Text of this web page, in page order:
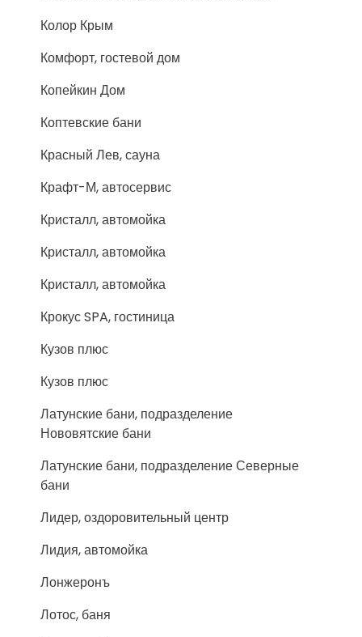
Колор Крым
Комфорт, гостевой дом
Копейкин Дом
Коптевские бани
Красный Лев, сауна
Крафт-М, автосервис
Кристалл, автомойка
Кристалл, автомойка
Кристалл, автомойка
Крокус SPA, гостиница
Кузов плюс
Кузов плюс
Латунские бани, подразделение
Нововятские бани
Латунские бани, подразделение Северные
бани
Лидер, оздоровительный центр
Лидия, автомойка
Лонжеронъ
Лотос, баня